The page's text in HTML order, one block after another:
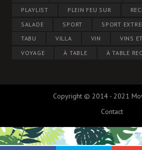
PLAYLIST
PLEIN FEU SUR
SALADE
SPORT SPORT
TABU
VILLA VIN
VINS
VOYAGE
À TABLE À TABLE
Copyright © 2014 - 2021
Contact